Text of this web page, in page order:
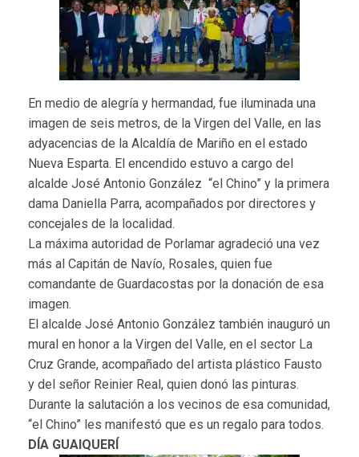
En medio de alegría y hermandad, fue iluminada una
imagen de seis metros, de la Virgen del Valle, en las
adyacencias de la Alcaldía de Mariño en el estado
Nueva Esparta. El encendido estuvo a cargo del
alcalde José Antonio González “el Chino” y la primera
dama Daniella Parra, acompañados por directores y
concejales de la localidad.
La máxima autoridad de Porlamar agradeció una vez
más al Capitán de Navío, Rosales, quien fue
comandante de Guardacostas por la donación de esa
imagen.
El alcalde José Antonio González también inauguró un
mural en honor a la Virgen del Valle, en el sector La
Cruz Grande, acompañado del artista plástico Fausto
y del señor Reinier Real, quien donó las pinturas.
Durante la salutación a los vecinos de esa comunidad,
“el Chino” les manifestó que es un regalo para todos.
DÍA GUAIQUERÍ